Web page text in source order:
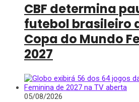
CBF determina
futebol brasileiro
Copa do Mundo
2027
05/08/2026